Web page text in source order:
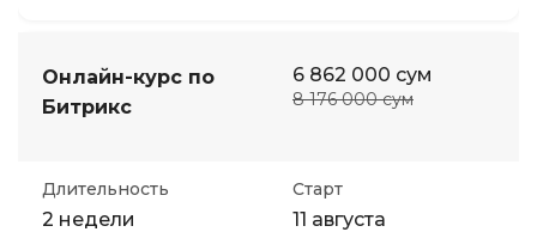
Онлайн-курс по
Битрикс
6 862 000 сум
8 176 000 сум
Длительность
2 недели
Старт
11 августа